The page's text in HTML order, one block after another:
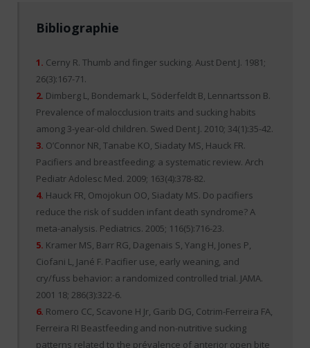
Bibliographie
1. Cerny R. Thumb and finger sucking. Aust Dent J. 1981;
26(3):167-71.
2. Dimberg L, Bondemark L, Söderfeldt B, Lennartsson B.
Prevalence of malocclusion traits and sucking habits
among 3-year-old children. Swed Dent J. 2010; 34(1):35-42.
3. O’Connor NR, Tanabe KO, Siadaty MS, Hauck FR.
Pacifiers and breastfeeding: a systematic review. Arch
Pediatr Adolesc Med. 2009; 163(4):378-82.
4. Hauck FR, Omojokun OO, Siadaty MS. Do pacifiers
reduce the risk of sudden infant death syndrome? A
meta-analysis. Pediatrics. 2005; 116(5):716-23.
5. Kramer MS, Barr RG, Dagenais S, Yang H, Jones P,
Ciofani L, Jané F. Pacifier use, early weaning, and
cry/fuss behavior: a randomized controlled trial. JAMA.
2001 18; 286(3):322-6.
6. Romero CC, Scavone H Jr, Garib DG, Cotrim-Ferreira FA,
Ferreira RI Beastfeeding and non-nutritive sucking
patterns related to the prévalence of anterior open bite